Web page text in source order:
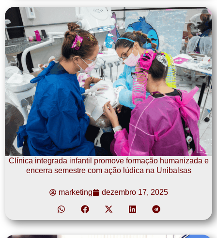
Clínica integrada infantil promove formação humanizada e
encerra semestre com ação lúdica na Unibalsas
marketing dezembro 17, 2025